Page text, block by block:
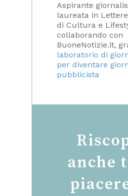
Aspirante
laureata in
di Cultura e
collaborando con
BuoneNotizie.it,
laboratorio di
per diventare
pubblicista
anche